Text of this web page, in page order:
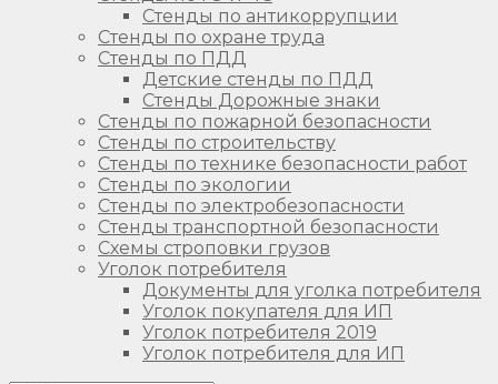
Стенды по антикоррупции
Стенды по охране труда
Стенды по ПДД
Детские стенды по ПДД
Стенды Дорожные знаки
Стенды по пожарной безопасности
Стенды по строительству
Стенды по технике безопасности работ
Стенды по экологии
Стенды по электробезопасности
Стенды транспортной безопасности
Схемы строповки грузов
Уголок потребителя
Документы для уголка потребителя
Уголок покупателя для ИП
Уголок потребителя 2019
Уголок потребителя для ИП